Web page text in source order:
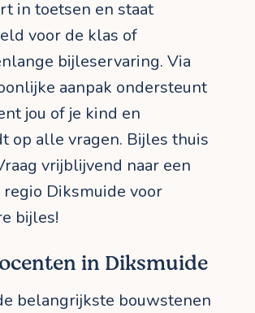
in toetsen en staat
voor de klas of
bijleservaring. Via
aanpak ondersteunt
jou of je kind en
op alle vragen. Bijles thuis
vrijblijvend naar een
Diksmuide voor
bijles!
in Diksmuide
belangrijkste bouwstenen